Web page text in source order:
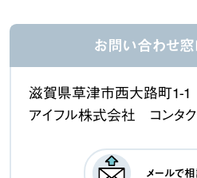
お問い合わせ
滋賀県草津市西大路町1-1
アイフル株式会社 コンタク
メールで